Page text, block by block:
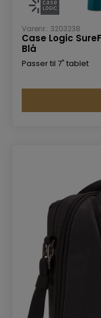
Varenr.: 3203238
Case Logic
Blå
Passer til 7" tablet